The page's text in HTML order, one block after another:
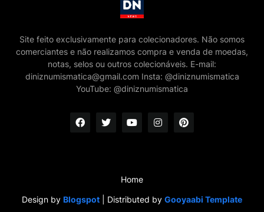
Site feito exclusivamente para colecionadores. Não somos
comerciantes e não realizamos compra e venda de moedas,
notas, selos ou outros colecionáveis. E-mail:
diniznumismatica@gmail.com Insta: @diniznumismatica
YouTube: @diniznumismatica
Design by Blogspot | Distributed by Gooyaabi Template
Home